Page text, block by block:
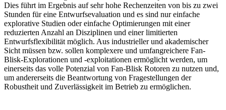
Dies führt im Ergebnis auf sehr hohe Rechenzeiten von bis zu zwei
Stunden für eine Entwurfsevaluation und es sind nur einfache
explorative Studien oder einfache Optimierungen mit einer
reduzierten Anzahl an Disziplinen und einer limitierten
Entwurfsflexibilität möglich. Aus industrieller und akademischer
Sicht müssen bzw. sollen komplexere und umfangreichere Fan-
Blisk-Explorationen und -exploitationen ermöglicht werden, um
einerseits das volle Potenzial von Fan-Blisk Rotoren zu nutzen und,
um andererseits die Beantwortung von Fragestellungen der
Robustheit und Zuverlässigkeit im Betrieb zu ermöglichen.